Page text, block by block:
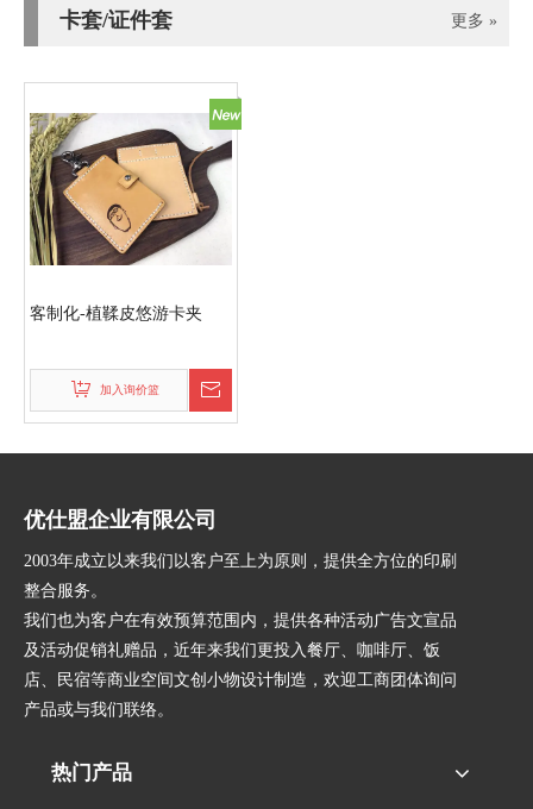
卡套/证件套 更多 »
客制化-植鞣皮悠游卡夹
加入询价篮
优仕盟企业有限公司
2003年成立以来我们以客户至上为原则，提供全方位的印刷
整合服务。
我们也为客户在有效预算范围内，提供各种活动广告文宣品
及活动促销礼赠品，近年来我们更投入餐厅、咖啡厅、饭
店、民宿等商业空间文创小物设计制造，欢迎工商团体询问
产品或与我们联络。
热门产品